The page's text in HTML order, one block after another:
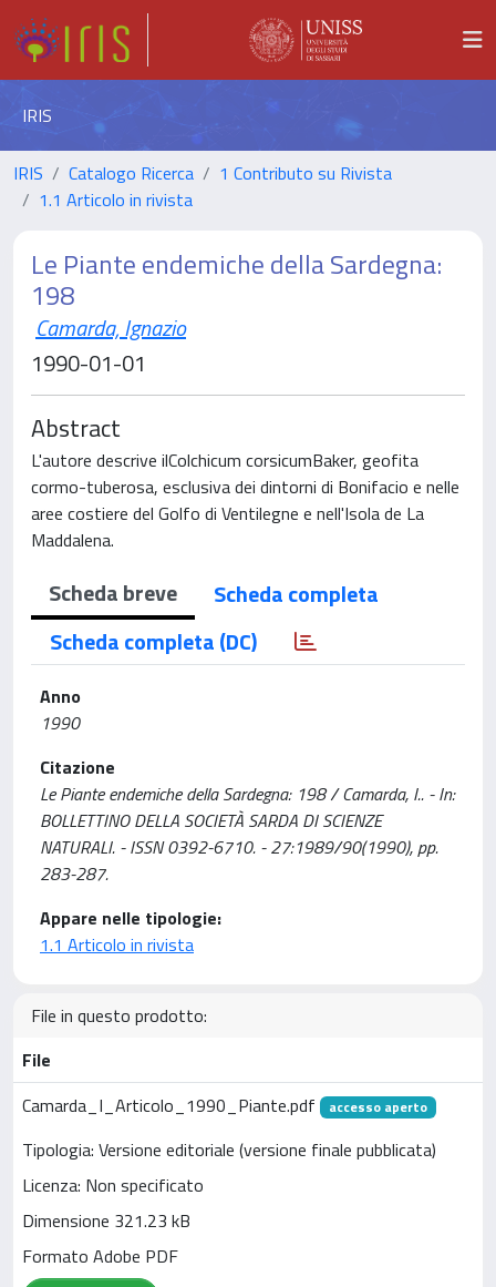
IRIS
IRIS Catalogo Ricerca
1 Contributo su Rivista
1.1 Articolo in rivista
Le Piante endemiche della Sardegna:
198
Camarda, Ignazio
1990-01-01
Abstract
L'autore descrive ilColchicum corsicumBaker, geofita
cormo-tuberosa, esclusiva dei dintorni di Bonifacio e nelle
aree costiere del Golfo di Ventilegne e nell'Isola de La
Maddalena.
Scheda breve
Scheda completa
Scheda completa (DC)
Anno
1990
Citazione
Le Piante endemiche della Sardegna: 198 / Camarda, I.. - In:
BOLLETTINO DELLA SOCIETÀ SARDA DI SCIENZE
NATURALI. - ISSN 0392-6710. - 27:1989/90(1990), pp.
283-287.
Appare nelle tipologie:
1.1 Articolo in rivista
File in questo prodotto:
File
Camarda_I_Articolo_1990_Piante.pdf
accesso aperto
Tipologia: Versione editoriale (versione finale pubblicata)
Licenza: Non specificato
Dimensione 321.23 kB
Formato Adobe PDF